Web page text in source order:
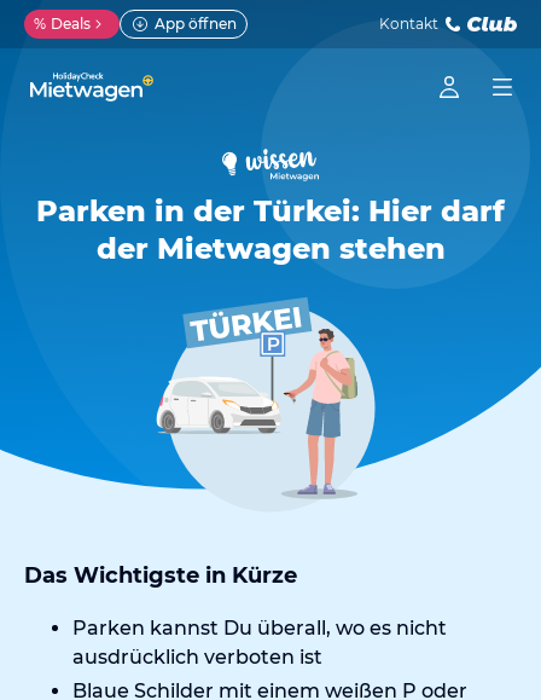
% Deals App öffnen Kontakt
Parken in der Türkei: Hier darf
der Mietwagen stehen
Das Wichtigste in Kürze
Parken kannst Du überall, wo es nicht
ausdrücklich verboten ist
Blaue Schilder mit einem weißen P oder